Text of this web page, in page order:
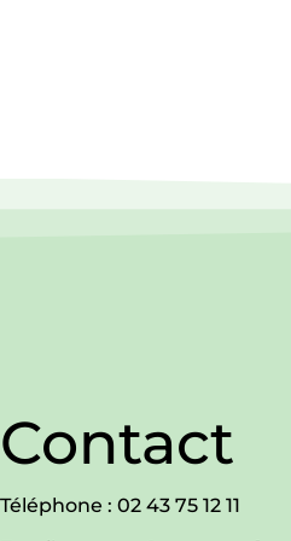
Contact
Téléphone : 02 43 75 12 11